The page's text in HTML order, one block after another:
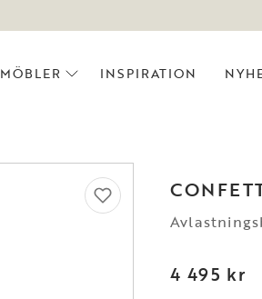
MÖBLER INSPIRATION
4 495 kr